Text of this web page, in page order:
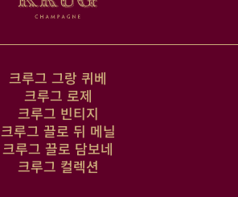
크루그 그랑 퀴베
크루그 로제
크루그 빈티지
크루그 끌로 뒤 메닐
크루그 끌로 담보네
크루그 컬렉션